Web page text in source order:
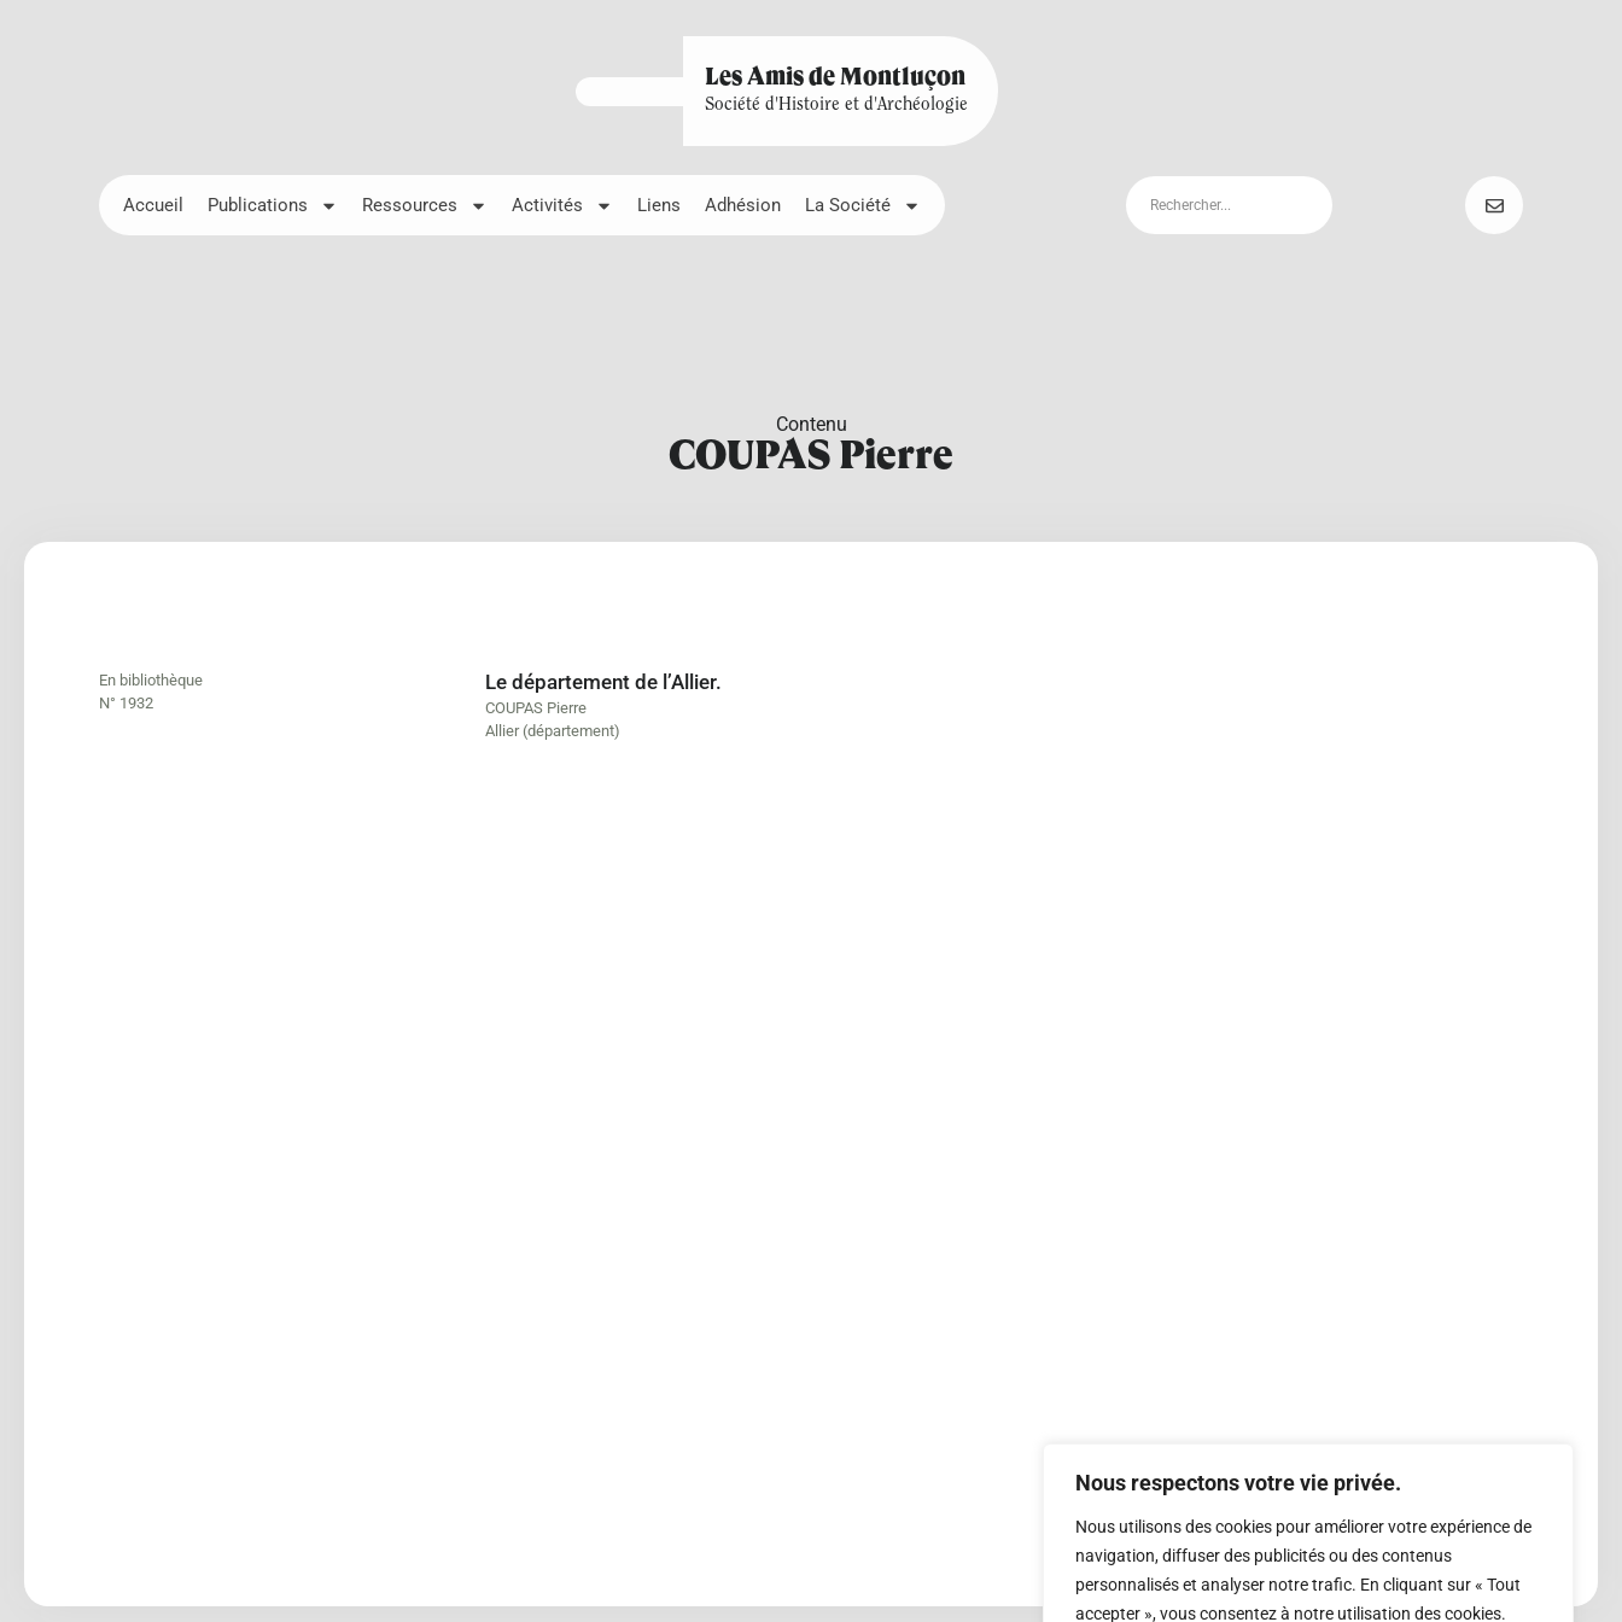
Nous respectons votre vie privée.
Nous utilisons des cookies pour améliorer votre expérience de
navigation, diffuser des publicités ou des contenus
personnalisés et analyser notre trafic. En cliquant sur « Tout
accepter », vous consentez à notre utilisation des cookies.
Les Amis de Montluçon
Société d'Histoire et d'Archéologie
Accueil Publications Ressources Activités Liens Adhésion La Société
Contenu
COUPAS Pierre
En bibliothèque
N° 1932
Le département de l’Allier.
COUPAS Pierre
Allier (département)